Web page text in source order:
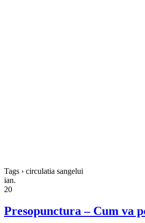
Tags › circulatia sangelui
ian.
20
Presopunctura – Cum va